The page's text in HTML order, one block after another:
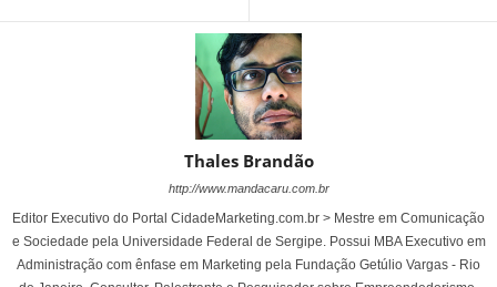
Thales Brandão
http://www.mandacaru.com.br
Editor Executivo do Portal CidadeMarketing.com.br > Mestre em Comunicação
e Sociedade pela Universidade Federal de Sergipe. Possui MBA Executivo em
Administração com ênfase em Marketing pela Fundação Getúlio Vargas - Rio